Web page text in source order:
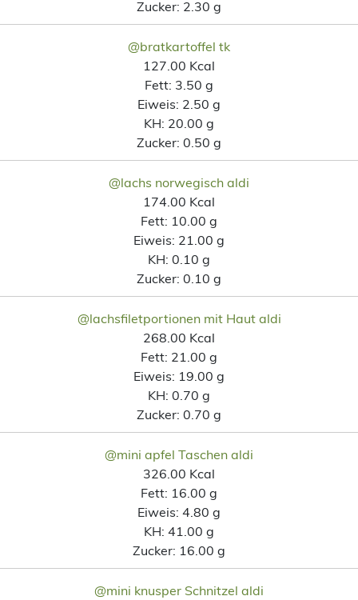
Zucker: 2.30 g
@bratkartoffel tk
127.00 Kcal
Fett: 3.50 g
Eiweis: 2.50 g
KH: 20.00 g
Zucker: 0.50 g
@lachs norwegisch aldi
174.00 Kcal
Fett: 10.00 g
Eiweis: 21.00 g
KH: 0.10 g
Zucker: 0.10 g
@lachsfiletportionen mit Haut aldi
268.00 Kcal
Fett: 21.00 g
Eiweis: 19.00 g
KH: 0.70 g
Zucker: 0.70 g
@mini apfel Taschen aldi
326.00 Kcal
Fett: 16.00 g
Eiweis: 4.80 g
KH: 41.00 g
Zucker: 16.00 g
@mini knusper Schnitzel aldi